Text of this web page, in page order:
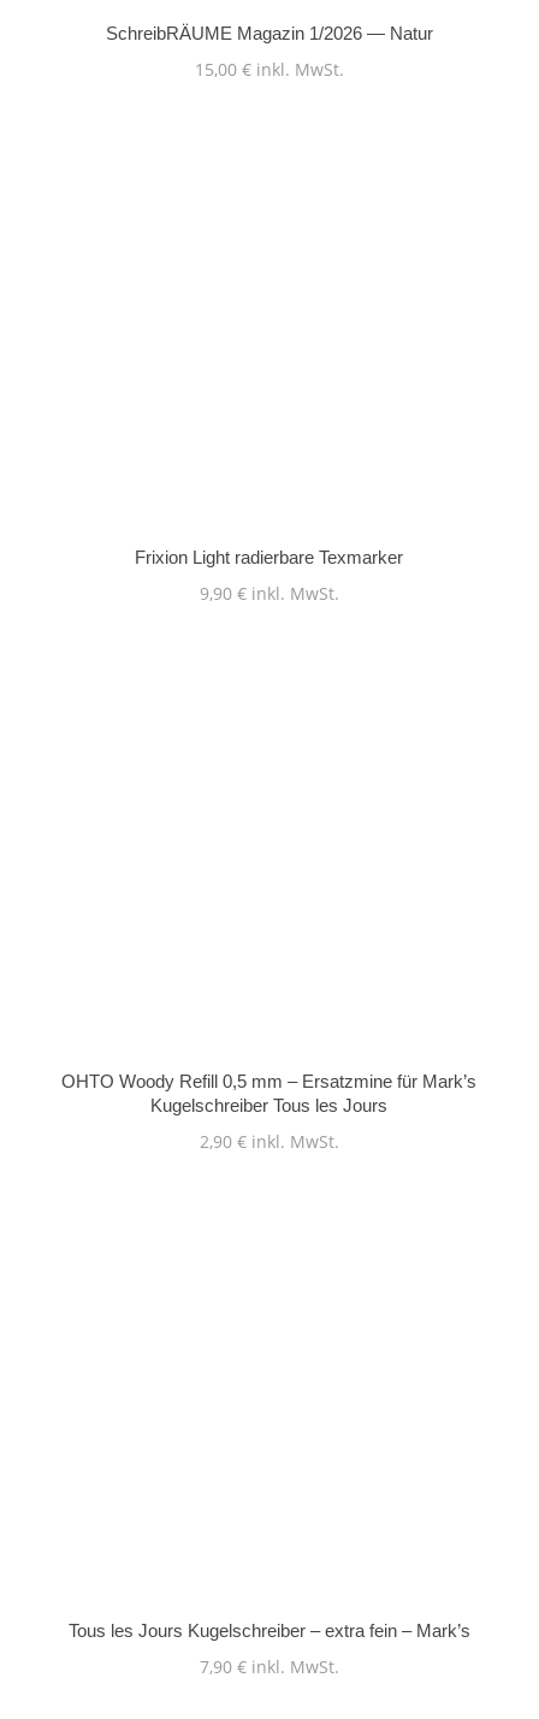
SchreibRÄUME Magazin 1/2026 — Natur
15,00 € inkl. MwSt.
Frixion Light radierbare Texmarker
9,90 € inkl. MwSt.
OHTO Woody Refill 0,5 mm – Ersatzmine für Mark’s
Kugelschreiber Tous les Jours
2,90 € inkl. MwSt.
Tous les Jours Kugelschreiber – extra fein – Mark’s
7,90 € inkl. MwSt.